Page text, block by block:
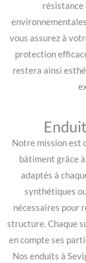
résistance
vous assurez à
protection
restera ainsi
Notre mission est
bâtiment grâce à
adaptés à
synthétiques
nécessaires pour
structure. Chaque
en compte ses
Nos enduits à